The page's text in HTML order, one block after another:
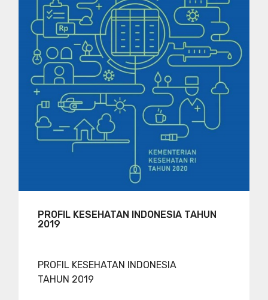
PROFIL KESEHATAN INDONESIA TAHUN
2019
PROFIL KESEHATAN INDONESIA
TAHUN 2019